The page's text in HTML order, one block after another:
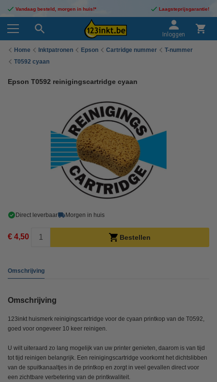
Vandaag besteld, morgen in huis!* Laagsteprijsgarantie!
Inloggen
Home Inktpatronen Epson Cartridge nummer
T-nummer
T0592 cyaan
Epson T0592 reinigingscartridge cyaan
Direct leverbaar Morgen in huis
€ 4,50 Bestellen
Omschrijving
Omschrijving
123inkt huismerk reinigingscartridge voor de cyaan printkop van de T0592,
goed voor ongeveer 10 keer reinigen.
U wilt uiteraard zo lang mogelijk van uw printer genieten, daarom is van tijd
tot tijd reinigen belangrijk. Een reinigingscartridge voorkomt het dichtslibben
van de spuitkanaaltjes in de printkop en zorgt in veel gevallen direct voor
een zichtbare verbetering van de printkwaliteit.